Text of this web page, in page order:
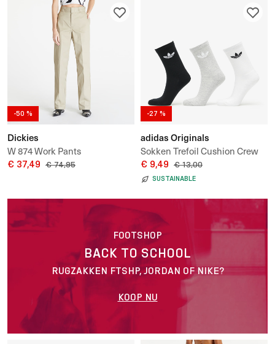
-50 %
Dickies
W 874 Work Pants
€ 37,49 € 74,95
-27 %
adidas Originals
Sokken Trefoil Cushion Crew
Sock 3-Pack
€ 9,49 € 13,00
SUSTAINABLE
FOOTSHOP
BACK TO SCHOOL
RUGZAKKEN FTSHP, JORDAN OF NIKE?
KOOP NU